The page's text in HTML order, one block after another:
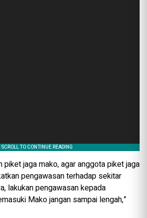
piket jaga mako, agar anggota piket jaga
pengawasan terhadap sekitar
lakukan pengawasan kepada
Mako jangan sampai lengah,”